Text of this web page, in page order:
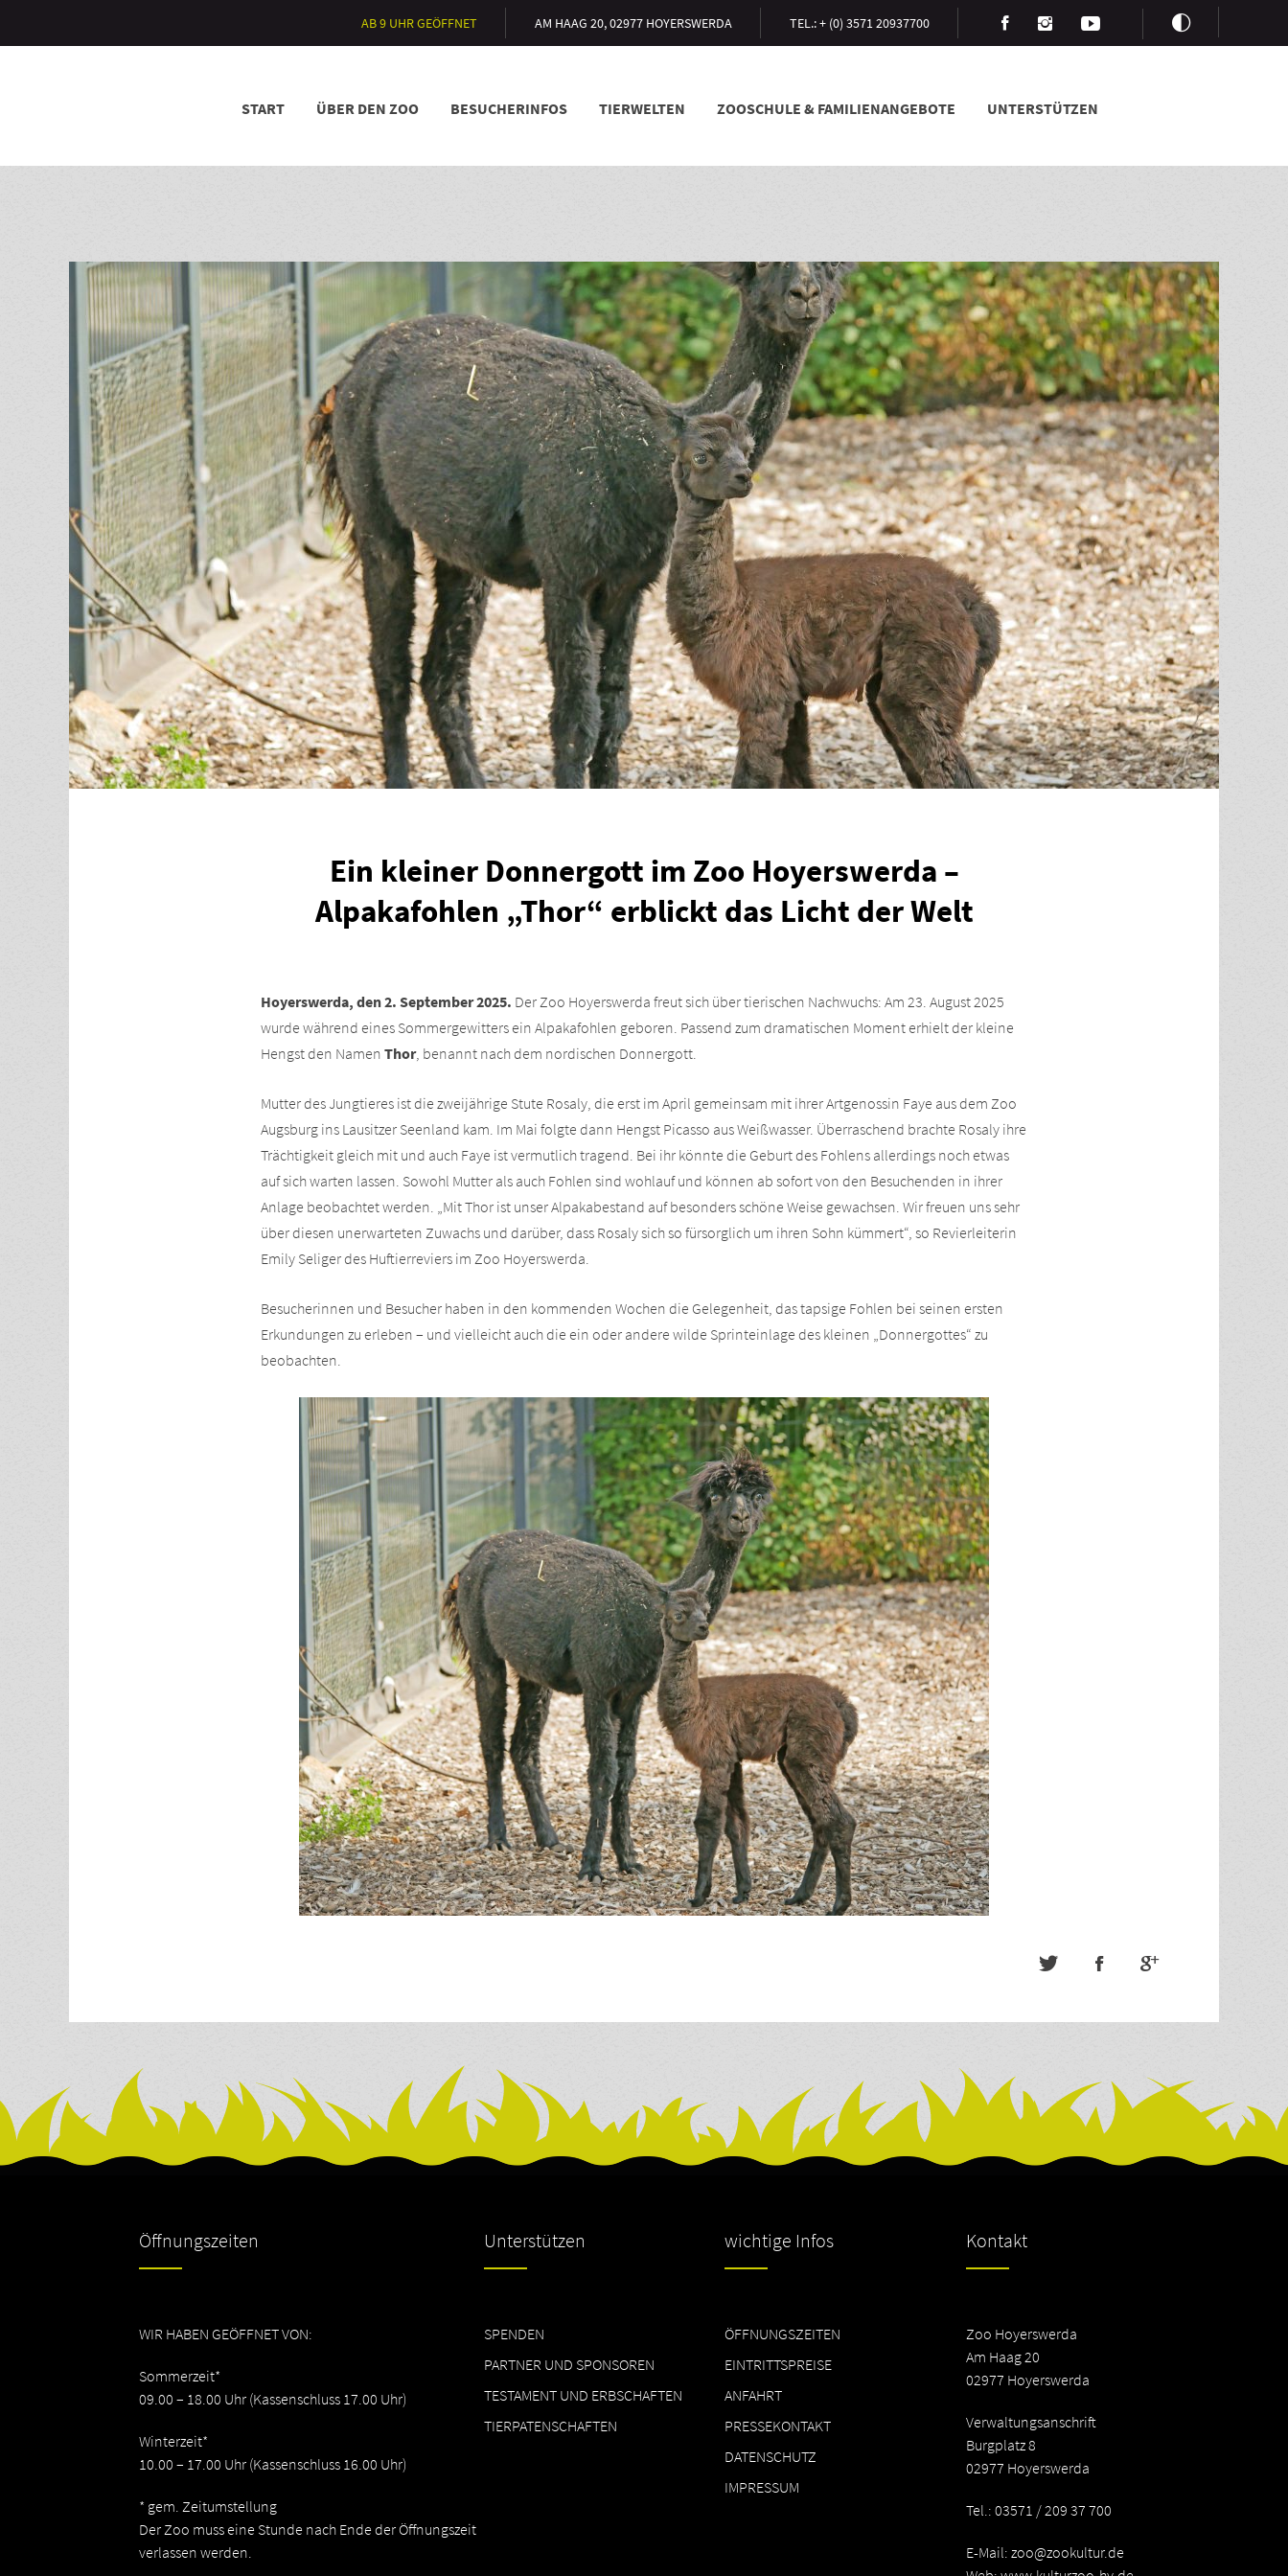
AB 9 UHR GEÖFFNET AM HAAG 20, 02977 HOYERSWERDA TEL.: + (0) 3571 20937700
START ÜBER DEN ZOO BESUCHERINFOS TIERWELTEN ZOOSCHULE & FAMILIENANGEBOTE UNTERSTÜTZEN
Ein kleiner Donnergott im Zoo Hoyerswerda –
Alpakafohlen „Thor“ erblickt das Licht der Welt
Hoyerswerda, den 2. September 2025. Der Zoo Hoyerswerda freut sich über tierischen Nachwuchs: Am 23. August 2025
wurde während eines Sommergewitters ein Alpakafohlen geboren. Passend zum dramatischen Moment erhielt der kleine
Hengst den Namen Thor, benannt nach dem nordischen Donnergott.
Mutter des Jungtieres ist die zweijährige Stute Rosaly, die erst im April gemeinsam mit ihrer Artgenossin Faye aus dem Zoo
Augsburg ins Lausitzer Seenland kam. Im Mai folgte dann Hengst Picasso aus Weißwasser. Überraschend brachte Rosaly ihre
Trächtigkeit gleich mit und auch Faye ist vermutlich tragend. Bei ihr könnte die Geburt des Fohlens allerdings noch etwas
auf sich warten lassen. Sowohl Mutter als auch Fohlen sind wohlauf und können ab sofort von den Besuchenden in ihrer
Anlage beobachtet werden. „Mit Thor ist unser Alpakabestand auf besonders schöne Weise gewachsen. Wir freuen uns sehr
über diesen unerwarteten Zuwachs und darüber, dass Rosaly sich so fürsorglich um ihren Sohn kümmert“, so Revierleiterin
Emily Seliger des Huftierreviers im Zoo Hoyerswerda.
Besucherinnen und Besucher haben in den kommenden Wochen die Gelegenheit, das tapsige Fohlen bei seinen ersten
Erkundungen zu erleben – und vielleicht auch die ein oder andere wilde Sprinteinlage des kleinen „Donnergottes“ zu
beobachten.
Öffnungszeiten
WIR HABEN GEÖFFNET VON:
Sommerzeit*
09.00 – 18.00 Uhr (Kassenschluss 17.00 Uhr)
Winterzeit*
10.00 – 17.00 Uhr (Kassenschluss 16.00 Uhr)
* gem. Zeitumstellung
Der Zoo muss eine Stunde nach Ende der Öffnungszeit
verlassen werden.
Unterstützen
SPENDEN
PARTNER UND SPONSOREN
TESTAMENT UND ERBSCHAFTEN
TIERPATENSCHAFTEN
wichtige Infos
ÖFFNUNGSZEITEN
EINTRITTSPREISE
ANFAHRT
PRESSEKONTAKT
DATENSCHUTZ
IMPRESSUM
Kontakt
Zoo Hoyerswerda
Am Haag 20
02977 Hoyerswerda
Verwaltungsanschrift
Burgplatz 8
02977 Hoyerswerda
Tel.: 03571 / 209 37 700
E-Mail:zoo@zookultur.de